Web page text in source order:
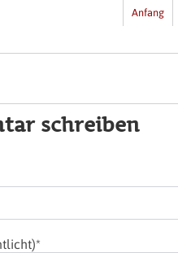
Anfang
schreiben
*